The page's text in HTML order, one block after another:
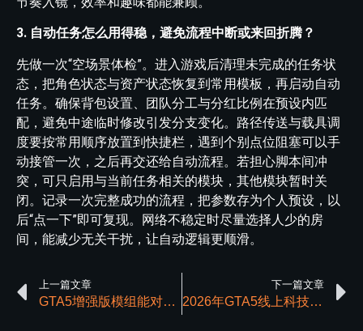
3. 自动任务怎么用得稳，避免流程中断或来回折腾？
先做一次“空场景体检”。进入游戏后清理未完成的任务状
态，把角色状态与资产状态恢复到常用模板，再启动自动
任务。确保背包设置、团队分工与分红比例在预设内匹
配，避免中途临时修改引发分支变化。路径传送与载具调
度要按常用顺序放置到快捷栏，遇到个别点位阻塞可以手
动接管一次，之后再交还给自动流程。若担心脚本间冲
突，可只启用与当前任务相关的模块，其他模块暂时关
闭。记录一次完整成功的流程，把参数存为个人预设，以
后“点一下”即可复现。网络不稳定时尽量选择人少的房
间，能减少无关干扰，让自动逻辑更顺滑。
上一篇文章
GTA5增强版模组能对游戏有哪些提升？
下一篇文章
2026年GTA5线上科技工具深度推荐